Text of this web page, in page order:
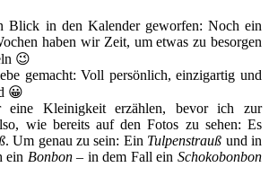
Blick in den Kalender geworfen: Noch ein
haben wir Zeit, um etwas zu besorgen
😉
gemacht: Voll persönlich, einzigartig und
😀
eine Kleinigkeit erzählen, bevor ich zur
wie bereits auf den Fotos zu sehen: Es
. Um genau zu sein: Ein Tulpenstrauß und in
ein Bonbon– in dem Fall einSchokobonbon